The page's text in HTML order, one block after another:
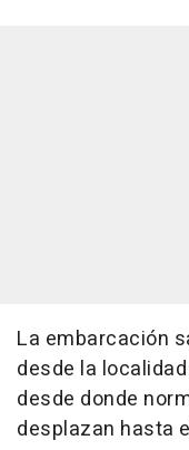
La embarcación
desde la
desde donde
desplazan hasta